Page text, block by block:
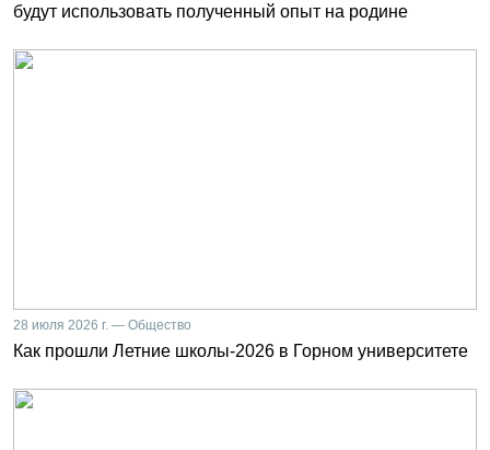
будут использовать полученный опыт на родине
28 июля 2026 г. — Общество
Как прошли Летние школы-2026 в Горном университете